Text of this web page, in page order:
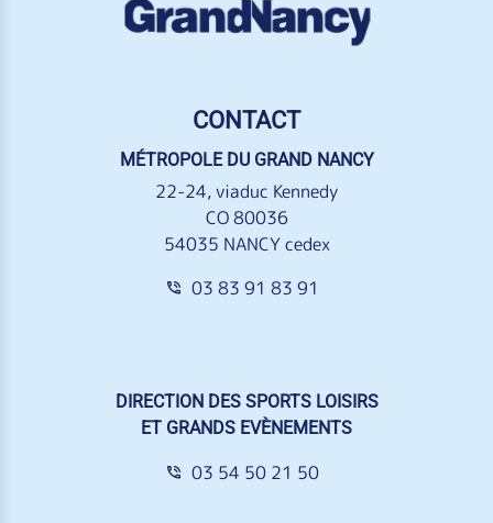
CONTACT
MÉTROPOLE DU GRAND NANCY
22-24, viaduc Kennedy
CO 80036
54035 NANCY cedex
03 83 91 83 91
DIRECTION DES SPORTS LOISIRS
ET GRANDS EVÈNEMENTS
03 54 50 21 50